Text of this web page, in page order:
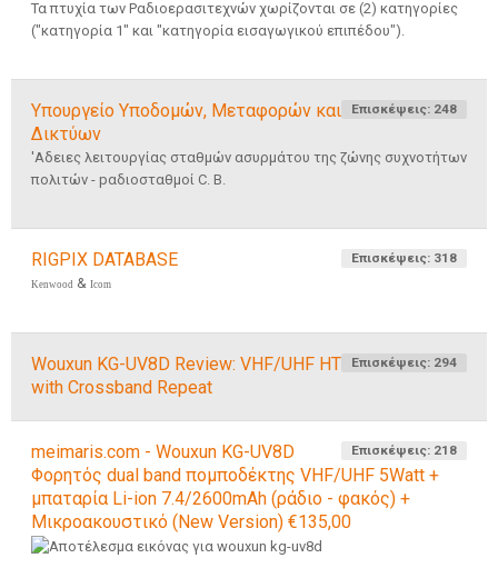
Τα πτυχία των Ραδιοερασιτεχνών χωρίζονται σε (2) κατηγορίες
("κατηγορία 1" και "κατηγορία εισαγωγικού επιπέδου").
Επισκέψεις: 248
Υπουργείο Υποδομών, Μεταφορών και
Δικτύων
'Αδειες λειτουργίας σταθμών ασυρμάτου της ζώνης συχνοτήτων
πολιτών - pαδιοσταθμοί C. B.
Επισκέψεις: 318
RIGPIX DATABASE
Kenwood & Icom
Επισκέψεις: 294
Wouxun KG-UV8D Review: VHF/UHF HT
with Crossband Repeat
Επισκέψεις: 218
meimaris.com - Wouxun KG-UV8D
Φορητός dual band πομποδέκτης VHF/UHF 5Watt +
μπαταρία Li-ion 7.4/2600mAh (ράδιο - φακός) +
Μικροακουστικό (New Version) €135,00